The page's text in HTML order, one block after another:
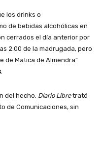
los drinks o
de bebidas alcohólicas en
cerrados el día anterior por
2:00 de la madrugada, pero
de Matica de Almendra"
.
del hecho. Diario Libretrató
de Comunicaciones, sin